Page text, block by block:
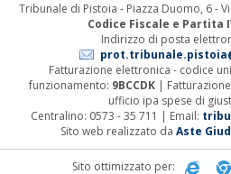
Tribunale di Pistoia - Piazza Duomo, 6 -
Codice Fiscale e Partita
Indirizzo di posta
Fatturazione elettronica - codice
funzionamento: 9BCCDK |
ufficio ipa spese di
Centralino: 0573 - 35 711 | Email:
Sito web realizzato da Aste
Sito ottimizzato per: